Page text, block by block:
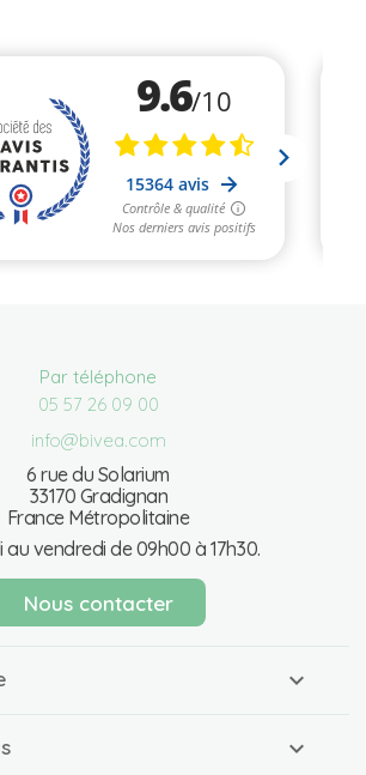
Par téléphone
05 57 26 09 00
info@bivea.com
6 rue du Solarium
33170 Gradignan
France Métropolitaine
au vendredi de 09h00 à 17h30.
Nous contacter